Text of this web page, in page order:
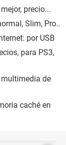
precio...
Slim, Pro..
por USB
para PS3,
de
caché en